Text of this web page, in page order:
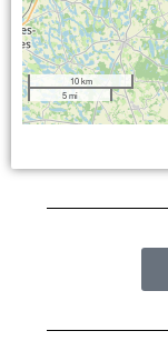
10 km
5 mi